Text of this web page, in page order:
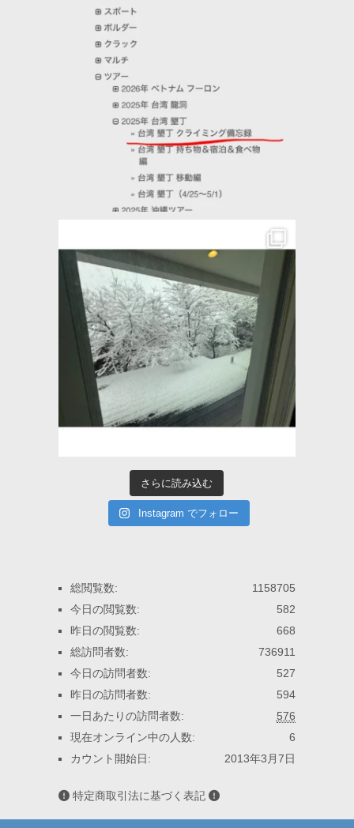
さらに読み込む
Instagram でフォロー
1158705
総閲覧数:
582
今日の閲覧数:
668
昨日の閲覧数:
736911
総訪問者数:
527
今日の訪問者数:
594
昨日の訪問者数:
576
一日あたりの訪問者数:
6
現在オンライン中の人数:
2013年3月7日
カウント開始日:
特定商取引法に基づく表記